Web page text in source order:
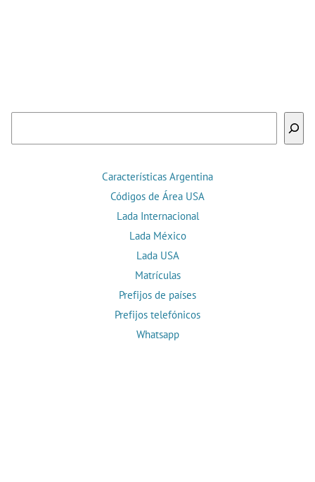
Características Argentina
Códigos de Área USA
Lada Internacional
Lada México
Lada USA
Matrículas
Prefijos de países
Prefijos telefónicos
Whatsapp